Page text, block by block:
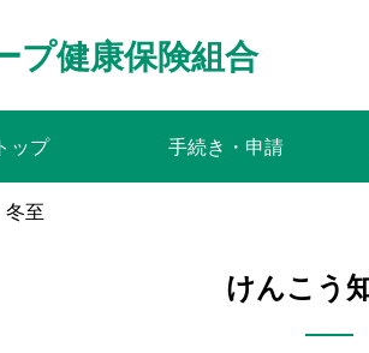
プ健康保険組合
トップ 手続き・申請
冬至
けんこう